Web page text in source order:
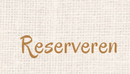
Reserveren